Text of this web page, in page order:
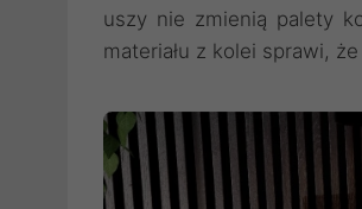
uszy nie zmienią palety
materiału z kolei sprawi,